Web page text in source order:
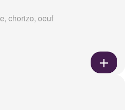
chorizo, oeuf